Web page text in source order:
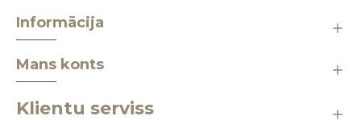
Informācija
Mans konts
Klientu serviss